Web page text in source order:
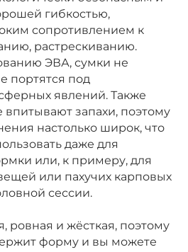
гибкостью,
сопротивлением к
растрескиванию.
ЭВА, сумки не
портятся под
явлений. Также
запахи, поэтому
настолько широк, что
даже для
или, к примеру, для
или пахучих карповых
сессии.
ровная и жёсткая, поэтому
форму и вы можете